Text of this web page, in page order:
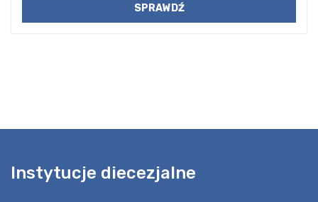
Instytucje diecezjalne